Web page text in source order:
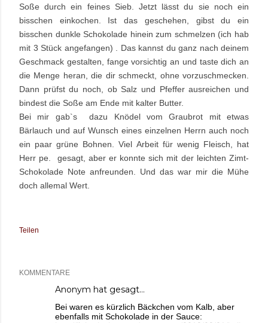
Soße durch ein feines Sieb. Jetzt lässt du sie noch ein
bisschen einkochen. Ist das geschehen, gibst du ein
bisschen dunkle Schokolade hinein zum schmelzen (ich hab
mit 3 Stück angefangen) . Das kannst du ganz nach deinem
Geschmack gestalten, fange vorsichtig an und taste dich an
die Menge heran, die dir schmeckt, ohne vorzuschmecken.
Dann prüfst du noch, ob Salz und Pfeffer ausreichen und
bindest die Soße am Ende mit kalter Butter.
Bei mir gab`s dazu Knödel vom Graubrot mit etwas
Bärlauch und auf Wunsch eines einzelnen Herrn auch noch
ein paar grüne Bohnen. Viel Arbeit für wenig Fleisch, hat
Herr pe. gesagt, aber er konnte sich mit der leichten Zimt-
Schokolade Note anfreunden. Und das war mir die Mühe
doch allemal Wert.
Teilen
KOMMENTARE
Anonym hat gesagt…
Bei waren es kürzlich Bäckchen vom Kalb, aber
ebenfalls mit Schokolade in der Sauce: